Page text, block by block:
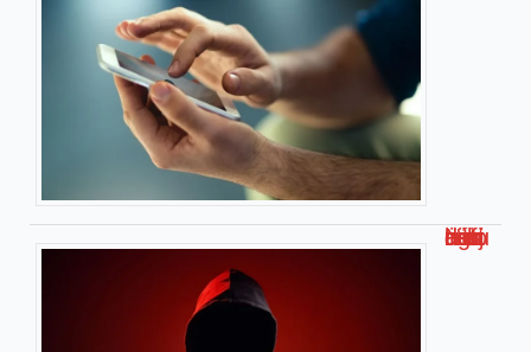
Ninja linking : définition et astuces